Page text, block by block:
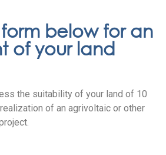
below for an
of your land
the suitability of your land of 10
of an agrivoltaic or other